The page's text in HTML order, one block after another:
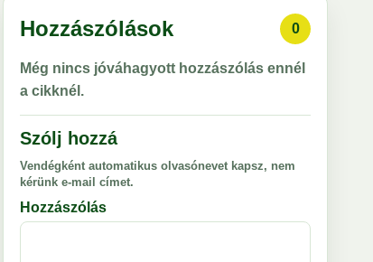
Hozzászólások 0
Még nincs jóváhagyott hozzászólás ennél
a cikknél.
Szólj hozzá
Vendégként automatikus olvasónevet kapsz, nem
kérünk e-mail címet.
Hozzászólás